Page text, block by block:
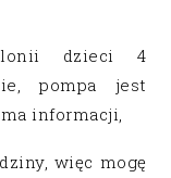
dzieci 4
pompa jest
informacji,
więc mogę